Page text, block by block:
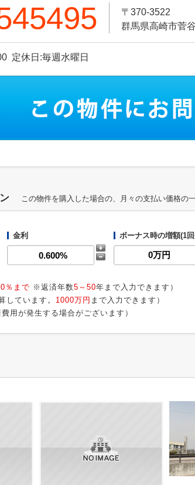
〒370-3522
群馬県高崎市菅
定休日:毎週水曜日
この物件を購入した場合の、月々の支払い価格の
金利 ボーナス時の増額(1
％まで ※返済年数5～50年まで入力できます）
しています。 1000万円 まで入力できます）
用が発生する場合がございます）